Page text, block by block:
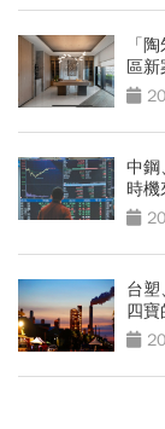
「
區
中鋼
時機
台塑
四寶